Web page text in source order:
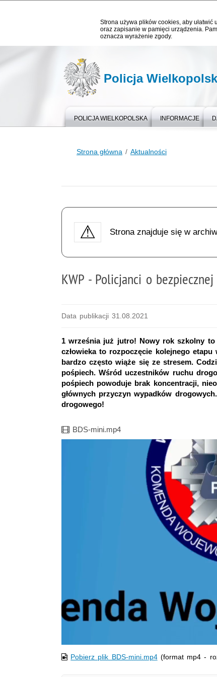
Strona używa plików cookies, aby
oraz zapisanie w pamięci urządzenia.
oznacza wyrażenie zgody.
Policja
POLICJA WIELKOPOLSKA INFORMACJE
Strona główna Aktualności
Strona znajduje się w
KWP - Policjanci o
Data publikacji 31.08.2021
1 września już jutro! Nowy rok szkolny to
człowieka to rozpoczęcie kolejnego
bardzo często wiąże się ze stresem.
pośpiech. Wśród uczestników ruchu
pośpiech powoduje brak koncentracji,
głównych przyczyn wypadków
drogowego!
Film
BDS-mini.mp4
Opis filmu: Policjanci o bezpiecznej drodze do
Pobierz plik BDS-mini.mp4(format mp4 -